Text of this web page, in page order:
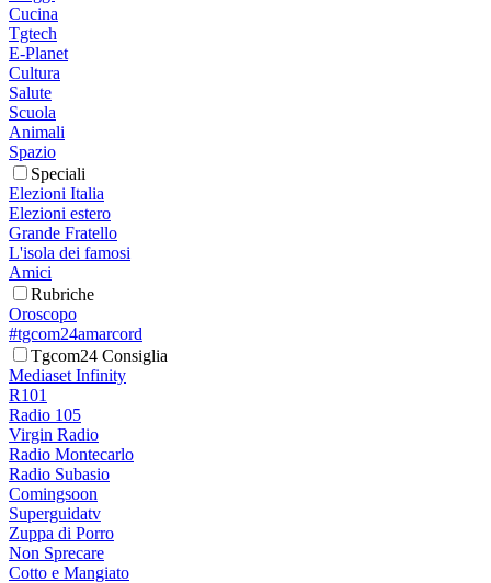
Cucina
Tgtech
E-Planet
Cultura
Salute
Scuola
Animali
Spazio
Speciali
Elezioni Italia
Elezioni estero
Grande Fratello
L'isola dei famosi
Amici
Rubriche
Oroscopo
#tgcom24amarcord
Tgcom24 Consiglia
Mediaset Infinity
R101
Radio 105
Virgin Radio
Radio Montecarlo
Radio Subasio
Comingsoon
Superguidatv
Zuppa di Porro
Non Sprecare
Cotto e Mangiato